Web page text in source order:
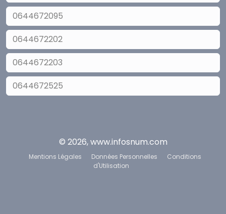
0644672095
0644672202
0644672203
0644672525
© 2026, www.infosnum.com
Mentions Légales Données Personnelles
Conditions
d'Utilisation